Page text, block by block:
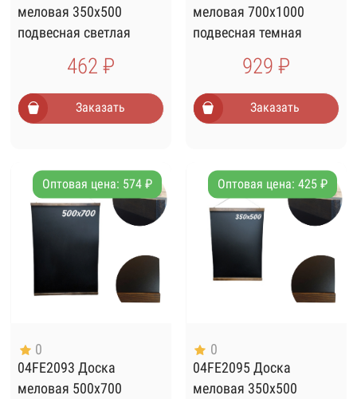
меловая 350х500
подвесная светлая
462 ₽
Заказать
меловая 700х1000
подвесная темная
929 ₽
Заказать
Оптовая цена: 574 ₽
0
04FE2093 Доска
меловая 500х700
Оптовая цена: 425 ₽
0
04FE2095 Доска
меловая 350х500